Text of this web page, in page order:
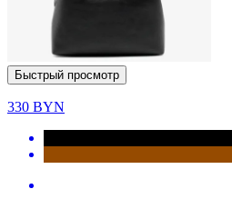
Быстрый просмотр
330 BYN